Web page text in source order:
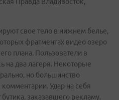
свое тело в нижнем белье,
фрагментах видео озеро
плана. Пользователи в
на два лагеря. Некоторые
но большинство
Удар на себя
заказавшего рекламу.